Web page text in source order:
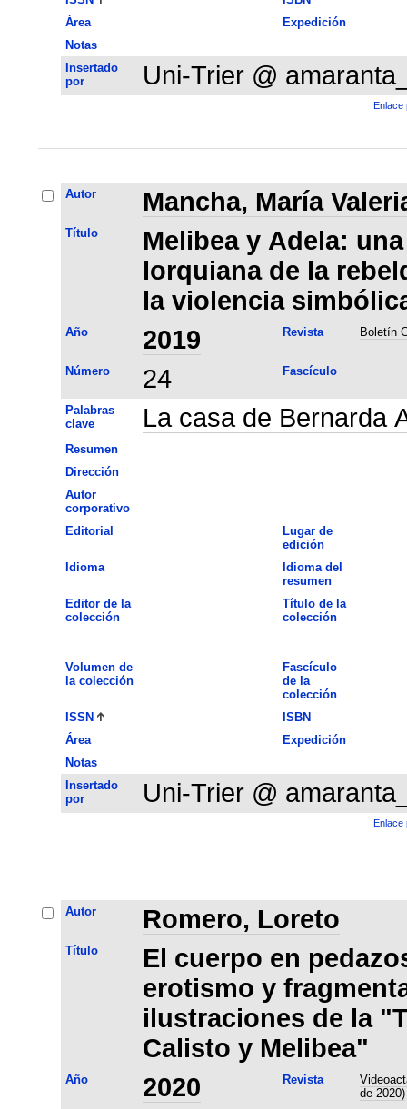
Área
Expedición
Notas
Insertado
por
Uni-Trier @
Enlace
Autor Mancha, María
Título
Melibea y Adela:
lorquiana de la
la violencia
Año 2019 Revista Boletín
Número 24 Fascículo
Palabras
clave
La casa de Bernarda
Resumen
Dirección
Autor
corporativo
Editorial
Lugar de
edición
Idioma
Idioma del
resumen
Editor de la
colección
Título de la
colección
Volumen de
la colección
Fascículo
de la
colección
ISSN
ISBN
Área
Expedición
Notas
Insertado
por
Uni-Trier @
Enlace
Autor Romero, Loreto
Título
El cuerpo en
erotismo y
ilustraciones de la
Calisto y Melibea"
Año 2020 Revista
de 2020)